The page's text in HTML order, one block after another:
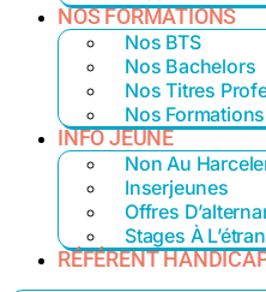
NOS FORMATIONS
Nos BTS
Nos Bachelors
Nos Titres
Nos
INFO JEUNE
Non Au
Inserjeunes
Offres
Stages À
RÉFÉRENT